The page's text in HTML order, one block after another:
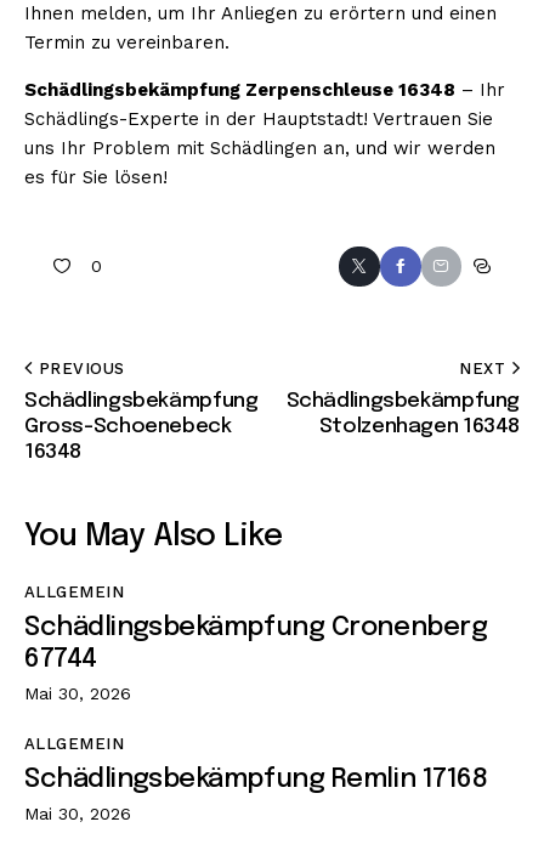
Ihnen melden, um Ihr Anliegen zu erörtern und einen
Termin zu vereinbaren.
Schädlingsbekämpfung Zerpenschleuse 16348 – Ihr
Schädlings-Experte in der Hauptstadt! Vertrauen Sie
uns Ihr Problem mit Schädlingen an, und wir werden
es für Sie lösen!
0
PREVIOUS
Schädlingsbekämpfung
Gross-Schoenebeck
16348
NEXT
Schädlingsbekämpfung
Stolzenhagen 16348
You May Also Like
ALLGEMEIN
Schädlingsbekämpfung Cronenberg
67744
Mai 30, 2026
ALLGEMEIN
Schädlingsbekämpfung Remlin 17168
Mai 30, 2026